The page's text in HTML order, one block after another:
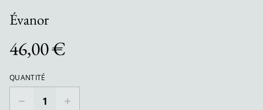
Évanor
46,00 €
QUANTITÉ